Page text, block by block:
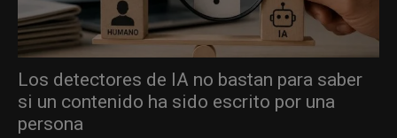
Los detectores de IA no bastan para saber
si un contenido ha sido escrito por una
persona